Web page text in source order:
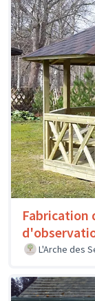
Fabrication
L'Arche des